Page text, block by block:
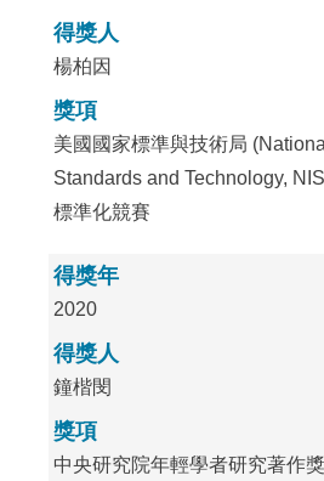
得獎人
楊柏因
獎項
美國國家標準與技術局
Standards and Technology,
標準化競賽
得獎年
2020
得獎人
鐘楷閔
獎項
中央研究院年輕學者研究著作獎